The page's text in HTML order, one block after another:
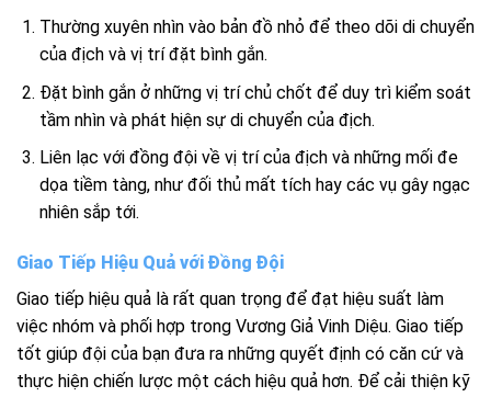
Thường xuyên nhìn vào bản đồ nhỏ để theo dõi di chuyển
của địch và vị trí đặt bình gắn.
Đặt bình gắn ở những vị trí chủ chốt để duy trì kiểm soát
tầm nhìn và phát hiện sự di chuyển của địch.
Liên lạc với đồng đội về vị trí của địch và những mối đe
dọa tiềm tàng, như đối thủ mất tích hay các vụ gây ngạc
nhiên sắp tới.
Giao Tiếp Hiệu Quả với Đồng Đội
Giao tiếp hiệu quả là rất quan trọng để đạt hiệu suất làm
việc nhóm và phối hợp trong Vương Giả Vinh Diệu. Giao tiếp
tốt giúp đội của bạn đưa ra những quyết định có căn cứ và
thực hiện chiến lược một cách hiệu quả hơn. Để cải thiện kỹ